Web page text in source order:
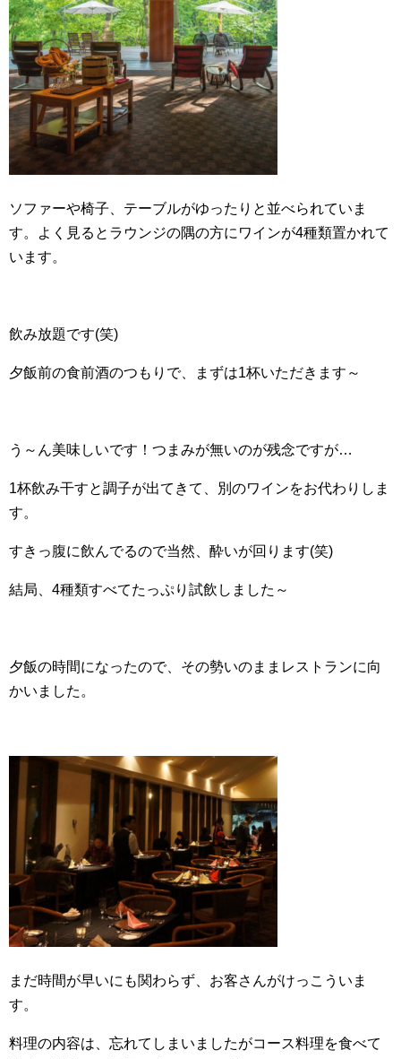
ソファーや椅子、テーブルがゆったりと並べられていま
す。よく見るとラウンジの隅の方にワインが4種類置かれて
います。
飲み放題です(笑)
夕飯前の食前酒のつもりで、まずは1杯いただきます～
う～ん美味しいです！つまみが無いのが残念ですが…
1杯飲み干すと調子が出てきて、別のワインをお代わりしま
す。
すきっ腹に飲んでるので当然、酔いが回ります(笑)
結局、4種類すべてたっぷり試飲しました～
夕飯の時間になったので、その勢いのままレストランに向
かいました。
まだ時間が早いにも関わらず、お客さんがけっこういま
す。
料理の内容は、忘れてしまいましたがコース料理を食べて